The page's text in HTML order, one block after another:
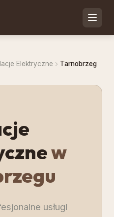
Elektryczne Tarnobrzeg
w
usługi